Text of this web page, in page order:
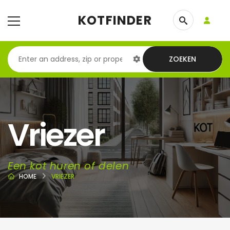
KOTFINDER
ZOEKEN
Vriezer
Een kot huren of delen
HOME VRIEZER